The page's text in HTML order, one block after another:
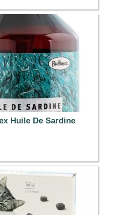
22.49 €
Huile De Sardine
10.07 €